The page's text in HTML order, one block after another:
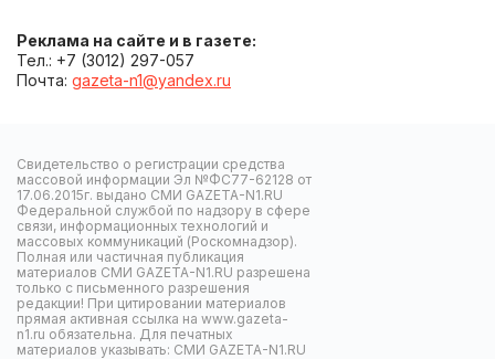
Реклама на сайте и в газете:
Тел.: +7 (3012) 297-057
Почта: gazeta-n1@yandex.ru
Свидетельство о регистрации средства
массовой информации Эл №ФС77-62128 от
17.06.2015г. выдано СМИ GAZETA-N1.RU
Федеральной службой по надзору в сфере
связи, информационных технологий и
массовых коммуникаций (Роскомнадзор).
Полная или частичная публикация
материалов СМИ GAZETA-N1.RU разрешена
только с письменного разрешения
редакции! При цитировании материалов
прямая активная ссылка на www.gazeta-
n1.ru обязательна. Для печатных
материалов указывать: СМИ GAZETA-N1.RU